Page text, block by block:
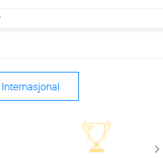
Internasjonal